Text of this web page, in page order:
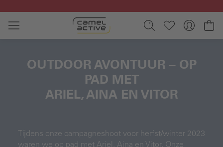
Ga naar de hoofdinhoud
OUTDOOR AVONTUUR – OP
PAD MET
ARIEL, AINA EN VITOR
Tijdens onze campagneshoot voor herfst/winter 2023
waren we op pad met Ariel, Aina en Vitor. Onze